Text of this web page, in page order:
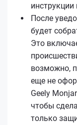
После
будет
Это
возможно,
еще не
Geely
чтобы
только